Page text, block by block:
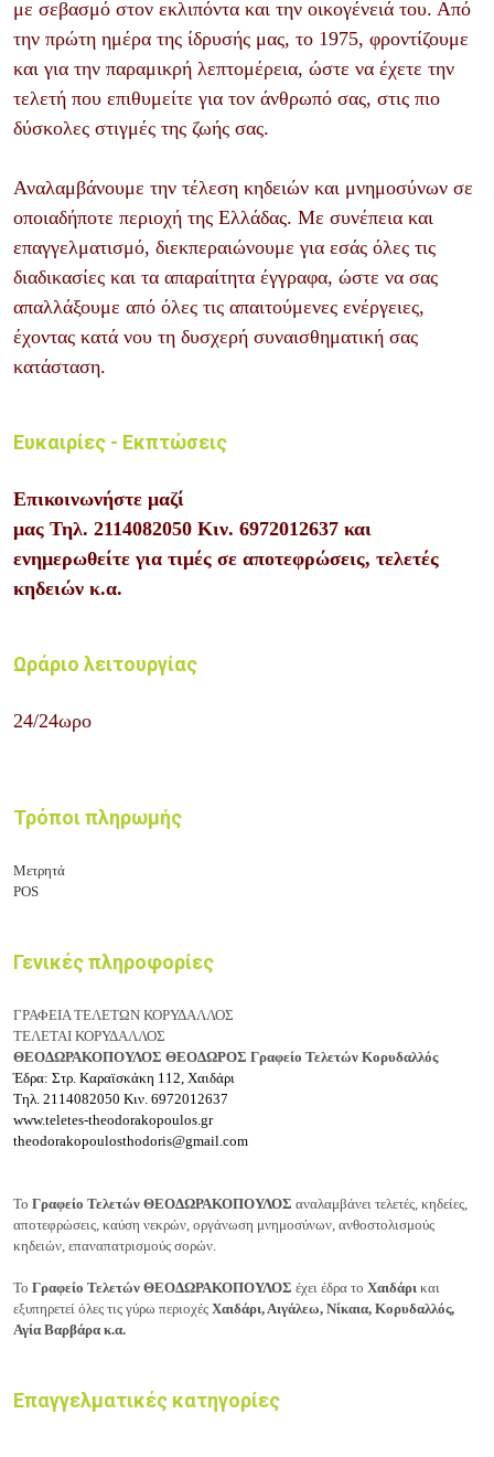
με σεβασμό στον εκλιπόντα και την οικογένειά του. Από
την πρώτη ημέρα της ίδρυσής μας, το 1975, φροντίζουμε
και για την παραμικρή λεπτομέρεια, ώστε να έχετε την
τελετή που επιθυμείτε για τον άνθρωπό σας, στις πιο
δύσκολες στιγμές της ζωής σας.
Αναλαμβάνουμε την τέλεση κηδειών και μνημοσύνων σε
οποιαδήποτε περιοχή της Ελλάδας. Με συνέπεια και
επαγγελματισμό, διεκπεραιώνουμε για εσάς όλες τις
διαδικασίες και τα απαραίτητα έγγραφα, ώστε να σας
απαλλάξουμε από όλες τις απαιτούμενες ενέργειες,
έχοντας κατά νου τη δυσχερή συναισθηματική σας
κατάσταση.
Ευκαιρίες - Εκπτώσεις
Επικοινωνήστε μαζί
μας Τηλ. 2114082050 Κιν. 6972012637 και
ενημερωθείτε για τιμές σε αποτεφρώσεις, τελετές
κηδειών κ.α.
Ωράριο λειτουργίας
24/24ωρο
Τρόποι πληρωμής
Μετρητά
POS
Γενικές πληροφορίες
ΓΡΑΦΕΙΑ ΤΕΛΕΤΩΝ ΚΟΡΥΔΑΛΛΟΣ
ΤΕΛΕΤΑΙ ΚΟΡΥΔΑΛΛΟΣ
ΘΕΟΔΩΡΑΚΟΠΟΥΛΟΣ ΘΕΟΔΩΡΟΣ Γραφείο Τελετών Κορυδαλλός
Έδρα: Στρ. Καραϊσκάκη 112, Χαιδάρι
Τηλ. 2114082050 Κιν. 6972012637
www.teletes-theodorakopoulos.gr
theodorakopoulosthodoris@gmail.com
Το Γραφείο Τελετών ΘΕΟΔΩΡΑΚΟΠΟΥΛΟΣ αναλαμβάνει τελετές, κηδείες,
αποτεφρώσεις, καύση νεκρών, οργάνωση μνημοσύνων, ανθοστολισμούς
κηδειών, επαναπατρισμούς σορών.
Το Γραφείο Τελετών ΘΕΟΔΩΡΑΚΟΠΟΥΛΟΣ έχει έδρα το Χαιδάρι και
εξυπηρετεί όλες τις γύρω περιοχές Χαιδάρι, Αιγάλεω, Νίκαια, Κορυδαλλός,
Αγία Βαρβάρα κ.α.
Επαγγελματικές κατηγορίες